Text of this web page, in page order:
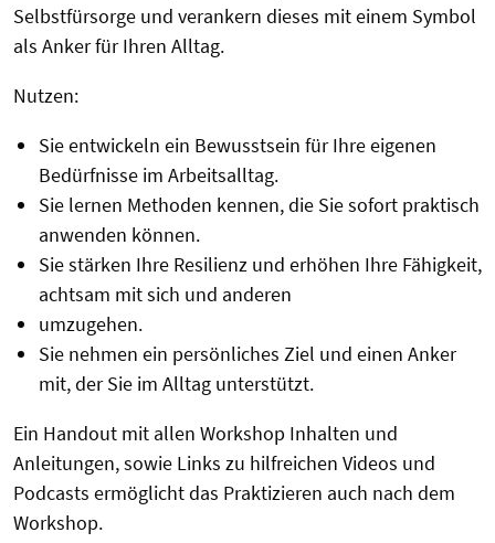
Selbstfürsorge und verankern dieses mit einem Symbol
als Anker für Ihren Alltag.
Nutzen:
Sie entwickeln ein Bewusstsein für Ihre eigenen
Bedürfnisse im Arbeitsalltag.
Sie lernen Methoden kennen, die Sie sofort praktisch
anwenden können.
Sie stärken Ihre Resilienz und erhöhen Ihre Fähigkeit,
achtsam mit sich und anderen
umzugehen.
Sie nehmen ein persönliches Ziel und einen Anker
mit, der Sie im Alltag unterstützt.
Ein Handout mit allen Workshop Inhalten und
Anleitungen, sowie Links zu hilfreichen Videos und
Podcasts ermöglicht das Praktizieren auch nach dem
Workshop.